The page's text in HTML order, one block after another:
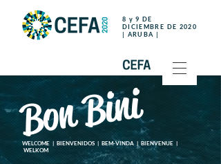
8 y 9 DE
DICIEMBRE DE 2020
| ARUBA |
Bon Bini
WELCOME | BIENVENIDOS | BEM-VINDA | BIENVENUE |
WELKOM